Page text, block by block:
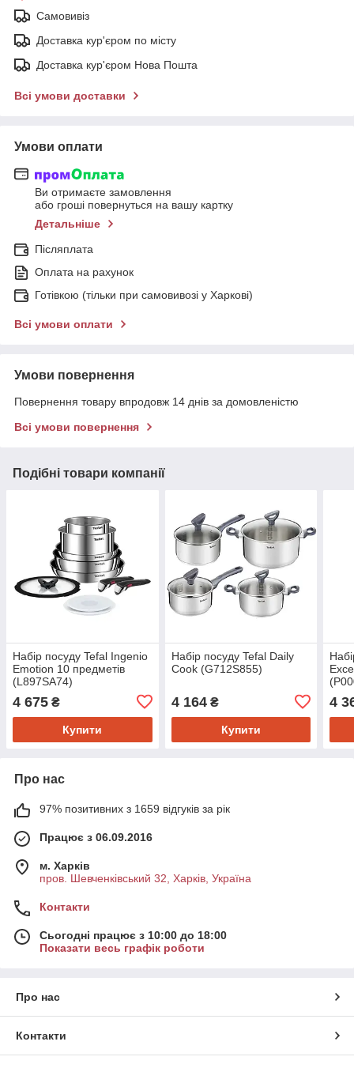
Самовивіз
Доставка кур'єром по місту
Доставка кур'єром Нова Пошта
Всі умови доставки
Умови оплати
Ви отримаєте замовлення
або гроші повернуться на вашу картку
Детальніше
Післяплата
Оплата на рахунок
Готівкою (тільки при самовивозі у Харкові)
Всі умови оплати
Умови повернення
Повернення товару впродовж 14 днів за домовленістю
Всі умови повернення
Подібні товари компанії
Набір посуду Tefal Ingenio
Emotion 10 предметів
(L897SA74)
4 675 ₴
Купити
Набір посуду Tefal Daily
Cook (G712S855)
4 164₴
Купити
4
Про нас
97% позитивних з 1659 відгуків за рік
Працює з 06.09.2016
м. Харків
пров. Шевченківський 32, Харків, Україна
Контакти
Сьогодні працює з 10:00 до 18:00
Показати весь графік роботи
Про нас
Контакти